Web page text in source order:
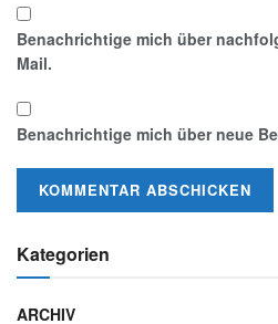
Benachrichtige mich über
Mail.
Benachrichtige mich über neue
Kategorien
ARCHIV